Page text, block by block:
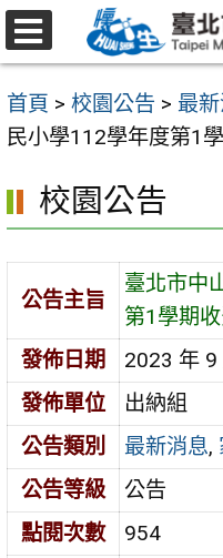
跳
至
要
內
區
首頁 > 校園公告 > 最
民小學112學年度第1
校園公告
公告主旨
臺北市中
第1學期
發佈日期
2023 年 9
發佈單位
出納組
公告類別
最新消息,
公告等級
公告
點閱次數
954
選
單